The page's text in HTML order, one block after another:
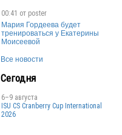
00:41 от poster
Мария Гордеева будет
тренироваться у Екатерины
Моисеевой
Все новости
Сегодня
6–9 августа
ISU CS Cranberry Cup International
2026